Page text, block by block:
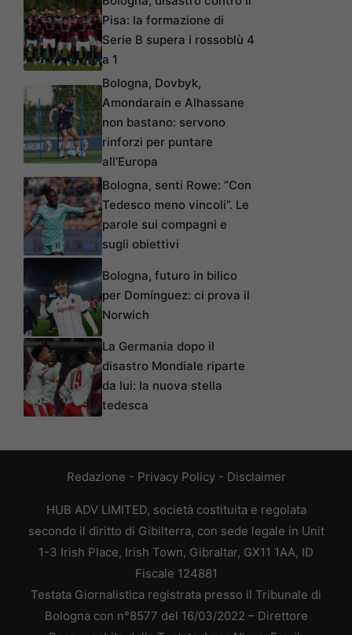
Pisa: la formazione di
Serie B supera i rossoblù 4
a 1
Bologna, Dovbyk,
Amondarain e Alhassane
non bastano: servono
rinforzi per puntare
all’Europa
Bologna, senti Rowe: “Con
Tedesco meno vincoli”. Le
parole sui compagni e
sugli obiettivi
Bologna, futuro in bilico
per Domínguez: ci prova il
Norwich
La Germania dopo il
disastro Mondiale riparte
da lui: la nuova stella
tedesca
Redazione - Privacy Policy- Disclaimer
HUB ADV LIMITED, società costituita e regolata
secondo il diritto di Gibilterra, con sede legale in Unit
1-3 Irish Place, Irish Town, Gibraltar, GX11 1AA, ID
Fiscale 124881
Testata Giornalistica registrata presso il Tribunale di
Bologna con n°8577 del 16/03/2022 – Direttore